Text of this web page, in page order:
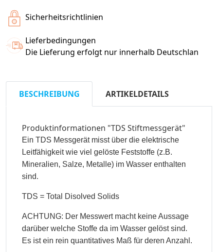
Sicherheitsrichtlinien
Lieferbedingungen
Die Lieferung erfolgt nur innerhalb Deutschlan
BESCHREIBUNG ARTIKELDETAILS
Produktinformationen "TDS Stiftmessgerät"
Ein TDS Messgerät misst über die elektrische
Leitfähigkeit wie viel gelöste Feststoffe (z.B.
Mineralien, Salze, Metalle) im Wasser enthalten
sind.
TDS = Total Disolved Solids
ACHTUNG: Der Messwert macht keine Aussage
darüber welche Stoffe da im Wasser gelöst sind.
Es ist ein rein quantitatives Maß für deren Anzahl.